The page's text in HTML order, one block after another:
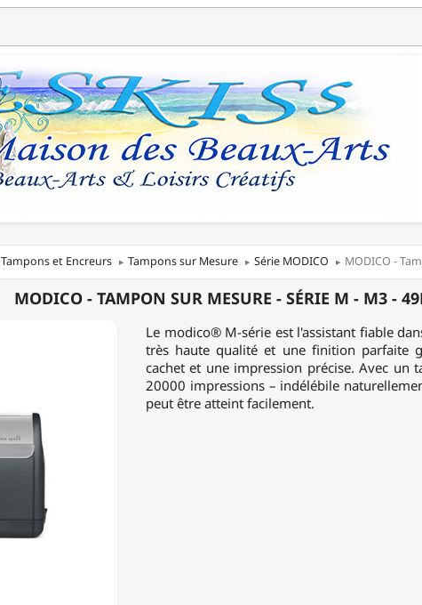
Tampons et Encreurs Tampons sur Mesure Série MODICO MODICO -
MODICO - TAMPON SUR MESURE - SÉRIE M - M3 -
Le modico® M-série est l'assistant fiable
très haute qualité et une finition parfaite
cachet et une impression précise. Avec un
20000 impressions – indélébile
peut être atteint facilement.